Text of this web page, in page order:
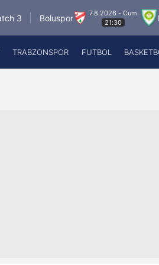
Boluspor
7.8.2026 - Cum
21:30
Manisa
TRABZONSPOR FUTBOL